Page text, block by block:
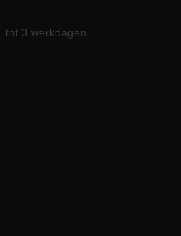
nu en ontdek de rijke,
3 werkdagen.